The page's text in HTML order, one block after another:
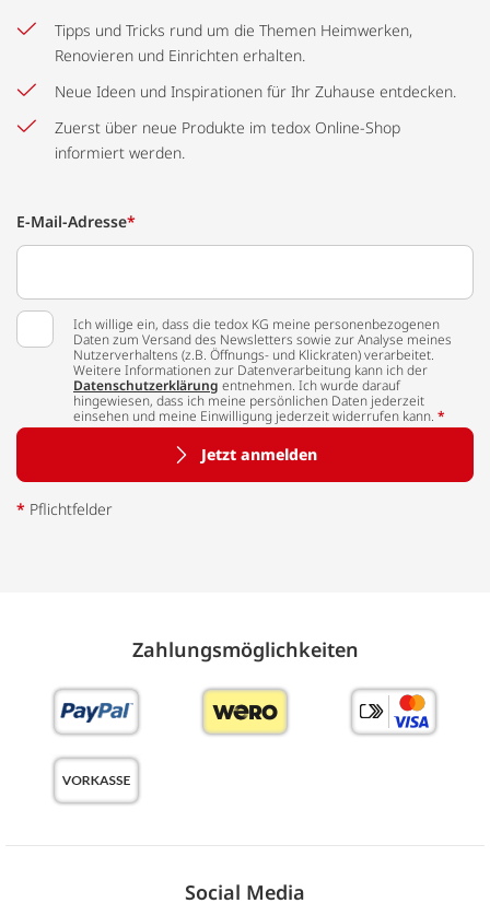
Tipps und Tricks rund um die Themen Heimwerken,
Renovieren und Einrichten erhalten.
Neue Ideen und Inspirationen für Ihr Zuhause entdecken.
Zuerst über neue Produkte im tedox Online-Shop
informiert werden.
E-Mail-Adresse*
Ich willige ein, dass die tedox KG meine personenbezogenen
Daten zum Versand des Newsletters sowie zur Analyse meines
Nutzerverhaltens (z.B. Öffnungs- und Klickraten) verarbeitet.
Weitere Informationen zur Datenverarbeitung kann ich der
Datenschutzerklärung entnehmen. Ich wurde darauf
hingewiesen, dass ich meine persönlichen Daten jederzeit
einsehen und meine Einwilligung jederzeit widerrufen kann. *
Jetzt anmelden
* Pflichtfelder
Zahlungs­möglich­keiten
Social Media